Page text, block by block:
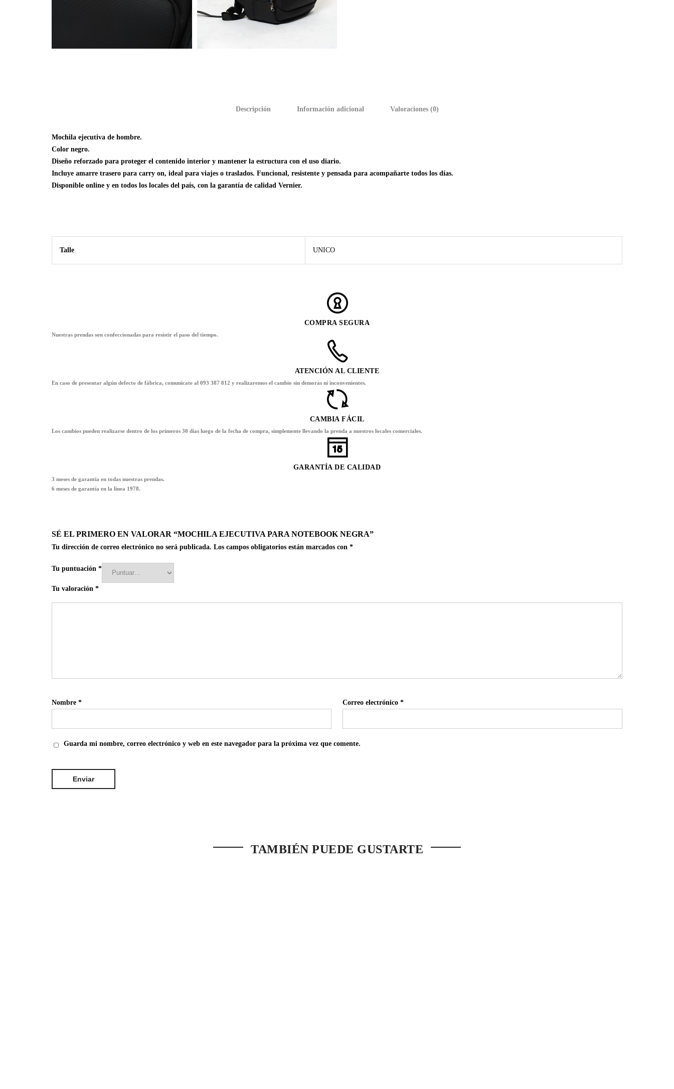
Descripción Información adicional Valoraciones (0)
Mochila ejecutiva de hombre.
Color negro.
Diseño reforzado para proteger el contenido interior y mantener la estructura con el uso diario.
Incluye amarre trasero para carry on, ideal para viajes o traslados. Funcional, resistente y pensada para acompañarte todos los días.
Disponible online y en todos los locales del país, con la garantía de calidad Vernier.
Talle UNICO
COMPRA SEGURA
Nuestras prendas son confeccionadas para resistir el paso del tiempo.
ATENCIÓN AL CLIENTE
En caso de presentar algún defecto de fábrica, comunicate al 093 387 812 y realizaremos el cambio sin demoras ni inconvenientes.
CAMBIA FÁCIL
Los cambios pueden realizarse dentro de los primeros 30 días luego de la fecha de compra, simplemente llevando la prenda a nuestros locales comerciales.
GARANTÍA DE CALIDAD
3 meses de garantía en todas nuestras prendas.
6 meses de garantía en la línea 1978.
SÉ EL PRIMERO EN VALORAR “MOCHILA EJECUTIVA PARA NOTEBOOK NEGRA”
Tu dirección de correo electrónico no será publicada. Los campos obligatorios están marcados con *
Tu puntuación *
Tu valoración *
Nombre * Correo electrónico*
Guarda mi nombre, correo electrónico y web en este navegador para la próxima vez que comente.
TAMBIÉN PUEDE GUSTARTE